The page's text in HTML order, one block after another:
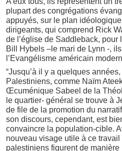
plupart des congrégations
appuyés, sur le plan
dirigeants, qui comprend Rick
de l’église de Saddleback,
Bill Hybels –le mari de Lynn -,
l’Evangélisme américain
“Jusqu’à il y a quelques
Palestiniens, comme Naïm
Œcuménique Sabeel de la
le quartier- général se trouve à
de file de la promotion du
son discours, cependant, est
convaincre la population-cible.
nouveau visage utile à ce
palestiniens figurent de